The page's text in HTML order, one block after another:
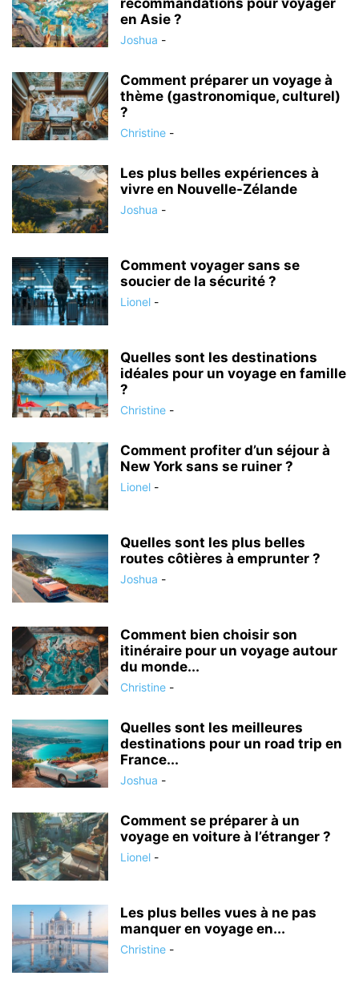
recommandations pour voyager
en Asie ?
Joshua -
Comment préparer un voyage à
thème (gastronomique, culturel)
?
Christine -
Les plus belles expériences à
vivre en Nouvelle-Zélande
Joshua -
Comment voyager sans se
soucier de la sécurité ?
Lionel -
Quelles sont les destinations
idéales pour un voyage en famille
?
Christine -
Comment profiter d’un séjour à
New York sans se ruiner ?
Lionel -
Quelles sont les plus belles
routes côtières à emprunter ?
Joshua -
Comment bien choisir son
itinéraire pour un voyage autour
du monde...
Christine -
Quelles sont les meilleures
destinations pour un road trip en
France...
Joshua -
Comment se préparer à un
voyage en voiture à l’étranger ?
Lionel -
Les plus belles vues à ne pas
manquer en voyage en...
Christine -